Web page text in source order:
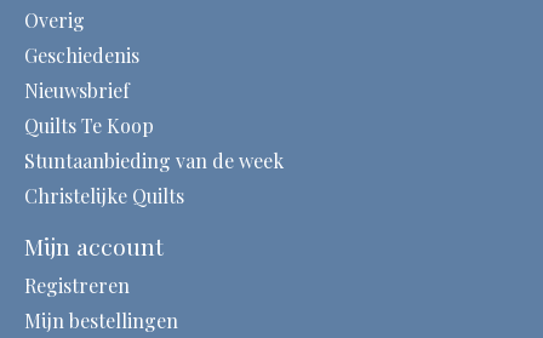
Overig
Geschiedenis
Nieuwsbrief
Quilts Te Koop
Stuntaanbieding van de week
Christelijke Quilts
Mijn account
Registreren
Mijn bestellingen